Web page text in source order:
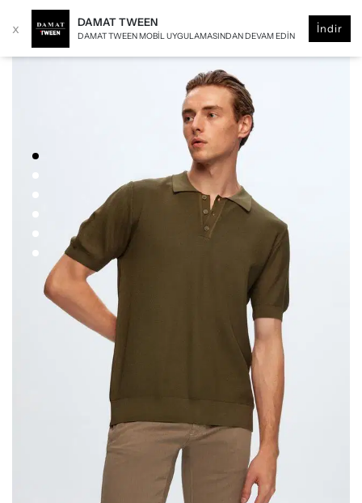
x DAMAT TWEEN
DAMAT TWEEN MOBIL UYGULAMASINDAN DEVAM EDIN
İndir